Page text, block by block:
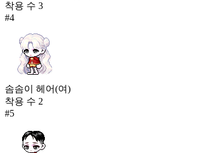
착용 수 3
#4
솜솜이 헤어(여)
착용 수 2
#5